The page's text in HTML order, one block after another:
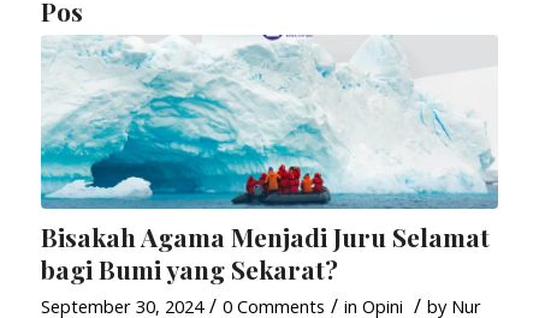
Pos
Bisakah Agama Menjadi Juru Selamat
bagi Bumi yang Sekarat?
September 30, 2024 / 0 Comments / in Opini / by Nur